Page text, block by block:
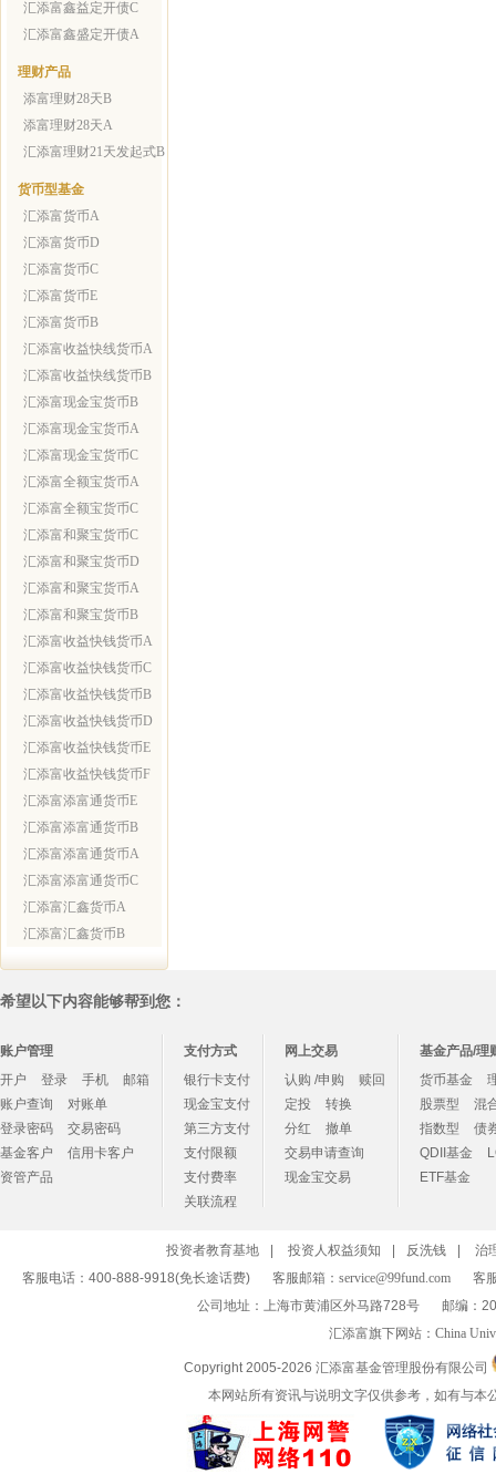
汇添富鑫益定开债C
汇添富鑫盛定开债A
理财产品
添富理财28天B
添富理财28天A
汇添富理财21天发起式B
货币型基金
汇添富货币A
汇添富货币D
汇添富货币C
汇添富货币E
汇添富货币B
汇添富收益快线货币A
汇添富收益快线货币B
汇添富现金宝货币B
汇添富现金宝货币A
汇添富现金宝货币C
汇添富全额宝货币A
汇添富全额宝货币C
汇添富和聚宝货币C
汇添富和聚宝货币D
汇添富和聚宝货币A
汇添富和聚宝货币B
汇添富收益快钱货币A
汇添富收益快钱货币C
汇添富收益快钱货币B
汇添富收益快钱货币D
汇添富收益快钱货币E
汇添富收益快钱货币F
汇添富添富通货币E
汇添富添富通货币B
汇添富添富通货币A
汇添富添富通货币C
汇添富汇鑫货币A
汇添富汇鑫货币B
希望以下内容能够帮到您：
账户管理
开户
登录 手机
邮箱
账户查询
对账单
登录密码
交易密码
基金客户
信用卡客户
资管产品
支付方式
银行卡支付
现金宝支付
第三方支付
支付限额
支付费率
关联流程
网上交易
认购 /申购
赎回
定投
转换
分红
撤单
交易申请查询
现金宝交易
基金产品/理
货币基金
股票型
混
指数型
债
QDII基金
ETF基金
投资者教育基地 投资人权益须知 反洗钱
治
客服电话：400-888-9918(免长途话费)
客服邮箱： service@99fund.com
客
公司地址：上海市黄浦区外马路728号
邮编：
汇添富旗下网站： China
Copyright 2005-2026 汇添富基金管理股份有限公司
本网站所有资讯与说明文字仅供参考，如有与本